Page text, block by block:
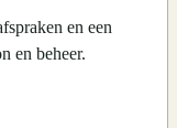
en een
en beheer.